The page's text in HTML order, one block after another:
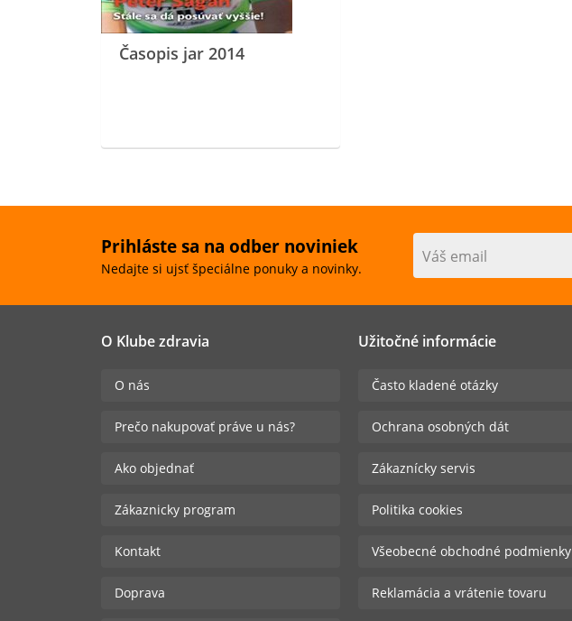
Časopis jar 2014
Prihláste sa na odber noviniek
Nedajte si ujsť špeciálne ponuky a novinky.
Váš email
O Klube zdravia
O nás
Prečo nakupovať práve u nás?
Ako objednať
Zákaznicky program
Kontakt
Doprava
Užitočné informácie
Často kladené otázky
Ochrana osobných dát
Zákaznícky servis
Politika cookies
Všeobecné obchodné podmienky
Reklamácia a vrátenie tovaru